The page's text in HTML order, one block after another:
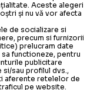
Aceste alegeri
și nu vă vor afecta
de socializare si
precum si furnizorii
prelucram date
functioneze, pentru
publicitare
si/sau profilul dvs.,
aferente retelelor de
pe website.